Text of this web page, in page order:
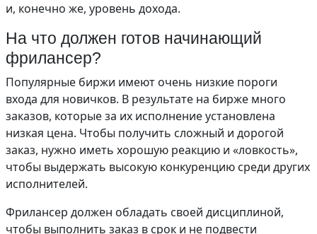
и, конечно же, уровень дохода.
На что должен готов начинающий
фрилансер?
Популярные биржи имеют очень низкие пороги
входа для новичков. В результате на бирже много
заказов, которые за их исполнение установлена
низкая цена. Чтобы получить сложный и дорогой
заказ, нужно иметь хорошую реакцию и «ловкость»,
чтобы выдержать высокую конкуренцию среди других
исполнителей.
Фрилансер должен обладать своей дисциплиной,
чтобы выполнить заказ в срок и не подвести